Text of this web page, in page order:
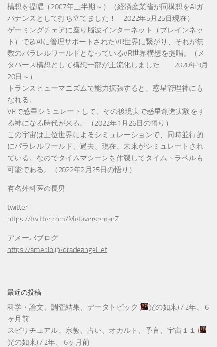
構想を提唱（2007年上半期～）（経済産業省が同構想をAIガ
バナンスとして打ち立てました！ 2022年5月25日現在）
ゲーミングチェアに座り脳波インターネット（ブレインネッ
ト）で超AIに管理サポートされたVR世界に繋がり、それが無
数のパラレルワールドとなっているVR世界構想を提唱。（メ
タバース構想として構想一部が主流化しました 2020年9月
20日～）
トランスヒューマニズムで能力拡張すると、惑星管理神にも
なれる。
VRで惑星シミュレートして、その後現実で惑星創造実験をす
る神になる時代が来る。（2022年1月26日の悟り）
この宇宙は上位世界によるシミュレーションで、同時並行的
にパラレルワールド、過去、現在、未来がシミュレートされ
ている。なのでタイムマシーンを作製してタイムトラベルも
可能である。（2022年2月25日の悟り）
有名外科医の長男
twitter
https://twitter.com/MetaversemanZ
アメーバブログ
https://ameblo.jp/oracleangel-et
最近の投稿
科学・論文、調査結果、データトピック ( 光の如来) / 2年、 6
ヶ月前
スピリチュアル、宗教、占い、オカルト、予言、宇宙１１ (
光の如来) / 2年、 6ヶ月前